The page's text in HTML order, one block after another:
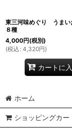
東三河味めぐり うま
８種
4,000円(税別)
(税込 : 4,320円)
カートに
ホーム
ショッピングカー